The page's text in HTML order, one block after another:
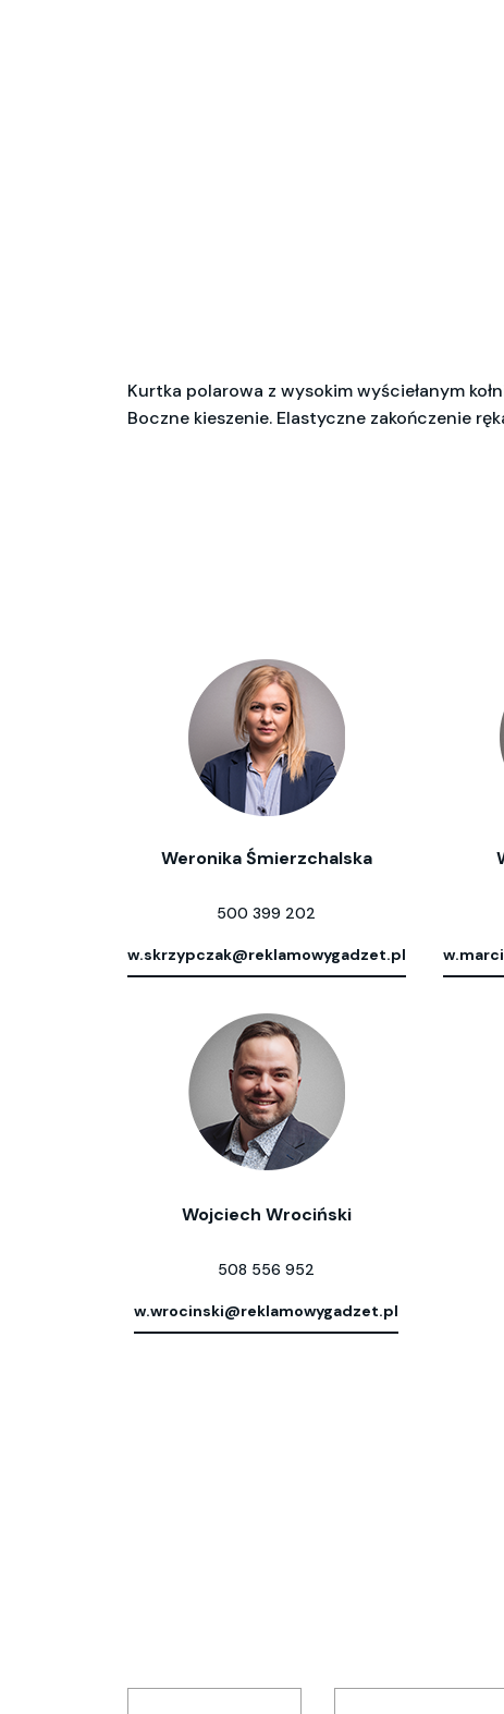
Kurtka polarowa z wysokim wyściełanym
Boczne kieszenie. Elastyczne zakończenie
Weronika Śmierzchalska
500 399 202
w.skrzypczak@reklamowygadzet.pl
Wojciech Wrociński
508 556 952
w.wrocinski@reklamowygadzet.pl